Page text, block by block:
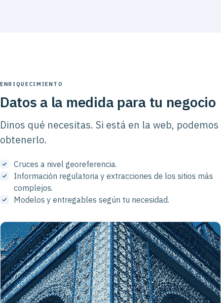
ENRIQUECIMIENTO
Datos a la medida para tu negocio
Dinos qué necesitas. Si está en la web, podemos
obtenerlo.
Cruces a nivel georeferencia.
Información regulatoria y extracciones de los sitios más
complejos.
Modelos y entregables según tu necesidad.